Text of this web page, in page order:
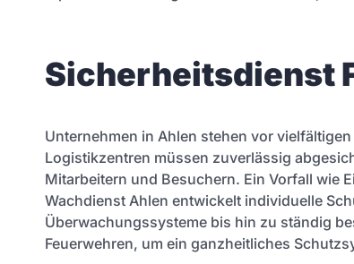
Sicherheitsdienst
Unternehmen in Ahlen stehen vor
Logistikzentren müssen zuverlässig
Mitarbeitern und Besuchern. Ein Vorfall wie
Wachdienst Ahlen entwickelt individuelle
Überwachungssysteme bis hin zu ständig
Feuerwehren, um ein ganzheitliches